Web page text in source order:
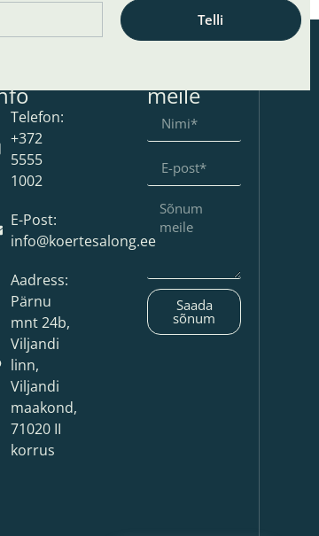
Telli
Telefon:
+372
5555
1002
E-Post:
info@koertesalong.ee
Aadress:
Pärnu
mnt 24b,
Viljandi
linn,
Viljandi
maakond,
71020 II
korrus
meile
Saada
sõnum